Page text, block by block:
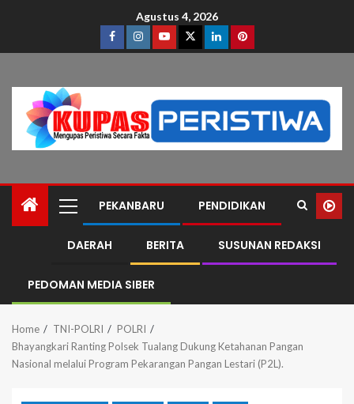
Agustus 4, 2026
PEKANBARU PENDIDIKAN
DAERAH BERITA SUSUNAN REDAKSI
PEDOMAN MEDIA SIBER
Home TNI-POLRI
POLRI
Bhayangkari Ranting Polsek Tualang Dukung Ketahanan Pangan
Nasional melalui Program Pekarangan Pangan Lestari (P2L).